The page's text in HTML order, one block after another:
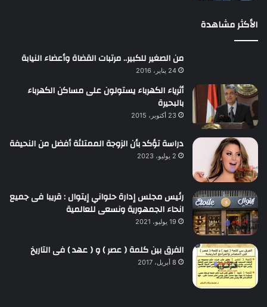
الأكثر مشاهدة
من الصغير للكبير.. مرتبات القضاة وأعضاء النيابة
24 يناير، 2016
أثرياء الكهرباء يستولون على مساكن الكهرباء
بالبحيرة
23 أكتوبر، 2015
دراسة تؤكد بأن الزوجة الممتلئة أفضل من النحيفة
2 يوليو، 2023
رئيس مجلس إدارة حلواني إيتوال : قريبا فى جميع
انحاء الجمهورية ونسعى للعالمية
19 يوليو، 2021
الفرق بين كلمة ( عصر ) و ( عهد ) فى التاريخ
8 أبريل، 2017